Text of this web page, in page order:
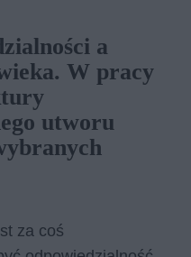
a
W pracy
utworu
za coś